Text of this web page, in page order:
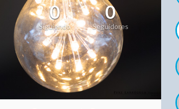
0
Siguiendo
0
Seguidores